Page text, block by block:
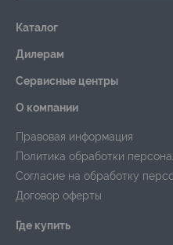
Каталог
Дилерам
Сервисные центры
О компании
Правовая информация
Политика обработки
Согласие на обработку
Договор оферты
Где купить